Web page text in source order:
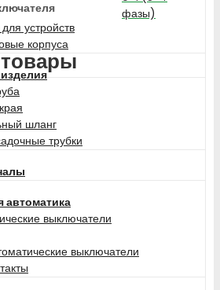
устройств
корпуса
шланг
трубки
автоматика
выключатели
выключатели
фазы)